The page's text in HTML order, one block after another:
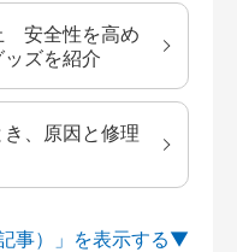
安全性を高め
ズを紹介
、原因と修理
事）」を